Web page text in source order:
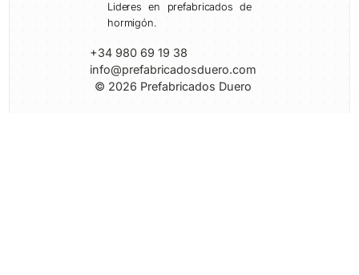
Lideres en prefabricados de
hormigón.
+34 980 69 19 38
info@prefabricadosduero.com
© 2026 Prefabricados Duero